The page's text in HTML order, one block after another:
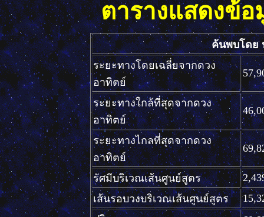
ตารางแสดงข้
ค้นพบโดย
ระยะทางโดยเฉลี่ยจากดวง
อาทิตย์
ระยะทางใกล้ที่สุดจากดวง
อาทิตย์
ระยะทางไกลที่สุดจากดวง
อาทิตย์
รัศมีบริเวณเส้นศูนย์สูตร
เส้นรอบวงบริเวณเส้นศูนย์สูตร